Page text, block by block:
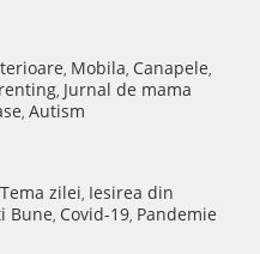
, Mobila, Canapele,
, Jurnal de mama
, Autism
Tema zilei, Iesirea din
Bune, Covid-19, Pandemie